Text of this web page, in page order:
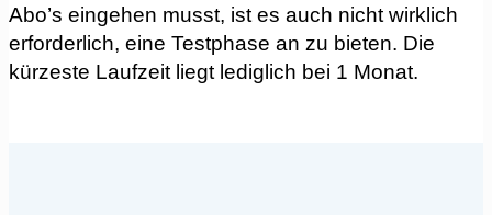
Abo’s eingehen musst, ist es auch nicht wirklich
erforderlich, eine Testphase an zu bieten. Die
kürzeste Laufzeit liegt lediglich bei 1 Monat.